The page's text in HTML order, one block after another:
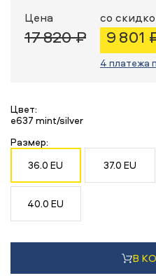
Цена
17 820 ₽
со
9 801
4 платежа
Цвет:
e637 mint/silver
Размер:
36.0 EU
37.0 EU
40.0 EU
В